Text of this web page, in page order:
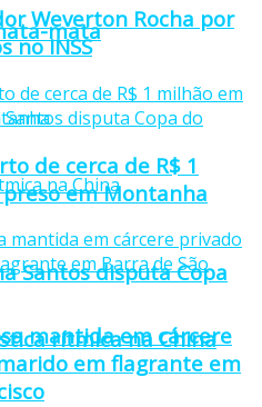
mata
Santos disputa Copa
rítmica na China
Weverton Rocha por
no INSS
de cerca de R$ 1
em Montanha
mantida em cárcere
em flagrante em